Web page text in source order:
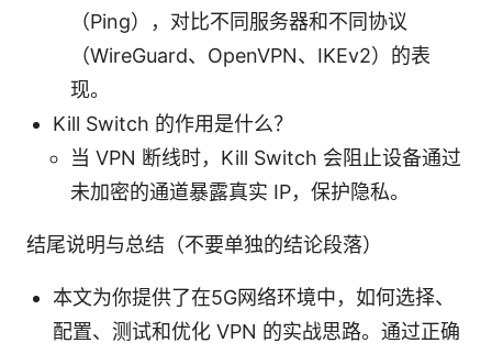
（Ping），对比不同服务器和不同协议
（WireGuard、OpenVPN、IKEv2）的表
现。
Kill Switch 的作用是什么？
当 VPN 断线时，Kill Switch 会阻止设备通过
未加密的通道暴露真实 IP，保护隐私。
结尾说明与总结（不要单独的结论段落）
本文为你提供了在5G网络环境中，如何选择、
配置、测试和优化 VPN 的实战思路。通过正确